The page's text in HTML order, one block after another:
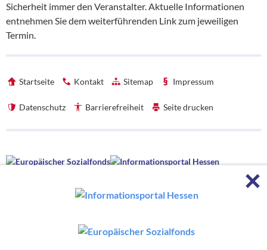
Sicherheit immer den Veranstalter. Aktuelle Informationen
entnehmen Sie dem weiterführenden Link zum jeweiligen
Termin.
Startseite Kontakt Sitemap Impressum
Datenschutz Barrierefreiheit Seite drucken
Die hessenweite Strategie OloV wird gefördert von der Europäischen
Union sowie aus Mitteln des Hessischen Ministeriums für Wirtschaft,
Ministeriums für Kultus, Bildung und Chancen.